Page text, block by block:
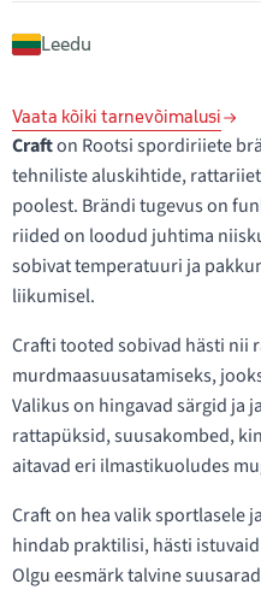
Leedu
Vaata kõiki tarnevõimalusi
Crafton Rootsi spordiriiete
tehniliste aluskihtide,
poolest. Brändi tugevus on
riided on loodud juhtima
sobivat temperatuuri ja
liikumisel.
Crafti tooted sobivad hästi nii
murdmaasuusatamiseks,
Valikus on hingavad särgid ja
rattapüksid, suusakombed,
aitavad eri ilmastikuoludes
Craft on hea valik sportlasele
hindab praktilisi, hästi
Olgu eesmärk talvine